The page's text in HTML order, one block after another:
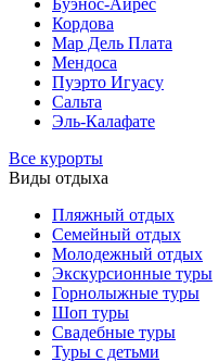
Буэнос-Айрес
Кордова
Мар Дель Плата
Мендоса
Пуэрто Игуасу
Сальта
Эль-Калафате
Все курорты
Виды отдыха
Пляжный отдых
Семейный отдых
Молодежный отдых
Экскурсионные туры
Горнолыжные туры
Шоп туры
Свадебные туры
Туры с детьми